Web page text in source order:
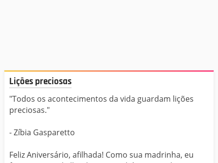
Lições preciosas
"Todos os acontecimentos da vida guardam lições
preciosas."
- Zíbia Gasparetto
Feliz Aniversário, afilhada! Como sua madrinha, eu